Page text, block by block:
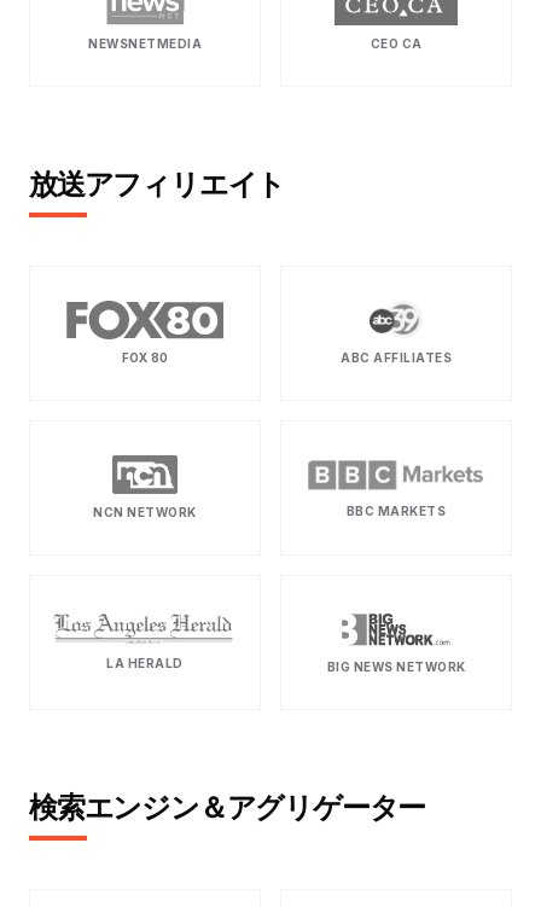
NEWSNETMEDIA CEO CA
放送アフィリエイト
FOX 80 ABC AFFILIATES
NCN NETWORK BBC MARKETS
LA HERALD BIG NEWS NETWORK
検索エンジン＆アグリゲーター